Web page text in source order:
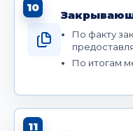
10
По факту
По итогам
11